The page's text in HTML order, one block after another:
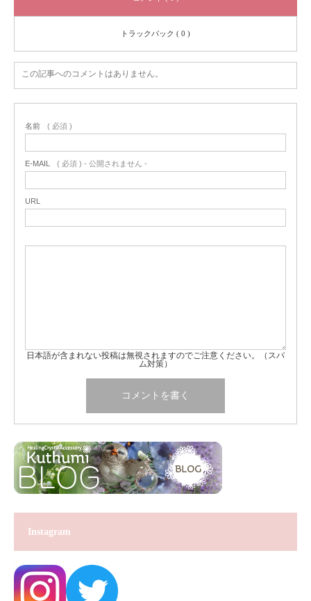
トラックバック ( 0 )
この記事へのコメントはありません。
名前 ( 必須 )
E-MAIL ( 必須 ) - 公開されません -
URL
日本語が含まれない投稿は無視されますのでご注意ください。（スパ
ム対策）
Instagram